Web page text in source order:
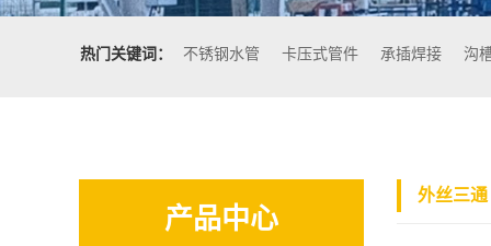
热门关键词： 不锈钢水管 卡压式管件 承插焊接 沟
产品中心
外丝三通